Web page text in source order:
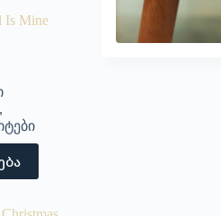
Is Mine
,